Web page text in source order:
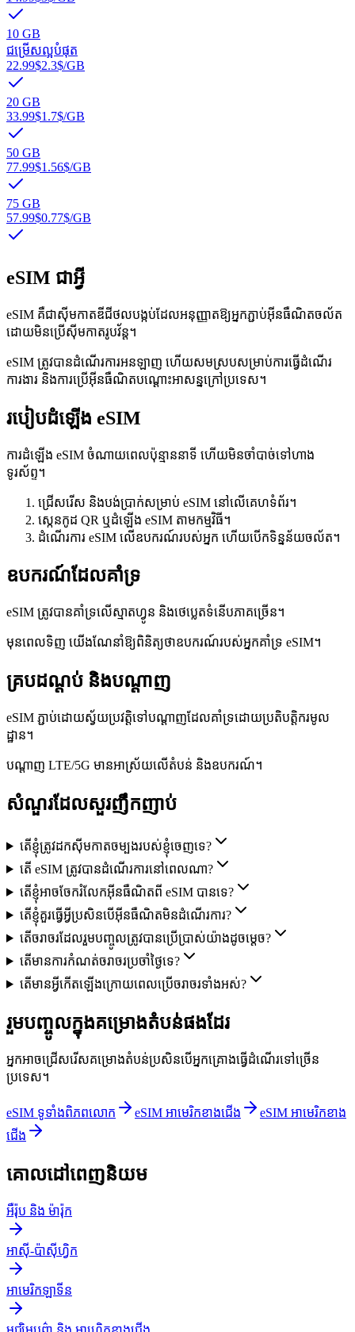
10 GB
ជម្រើសល្អបំផុត
22.99$2.3$/GB
20 GB
33.99$1.7$/GB
50 GB
77.99$1.56$/GB
75 GB
57.99$0.77$/GB
eSIM ជាអ្វី
eSIM គឺជាស៊ីមកាតឌីជីថលបង្កប់ដែលអនុញ្ញាតឱ្យអ្នកភ្ជាប់អ៊ីនធឺណិតចល័ត
ដោយមិនប្រើស៊ីមកាតរូបវ័ន្ត។
eSIM ត្រូវបានដំណើរការអនឡាញ ហើយសមស្របសម្រាប់ការធ្វើដំណើរ
ការងារ និងការប្រើអ៊ីនធឺណិតបណ្ដោះអាសន្នក្រៅប្រទេស។
របៀបដំឡើង eSIM
ការដំឡើង eSIM ចំណាយពេលប៉ុន្មាននាទី ហើយមិនចាំបាច់ទៅហាង
ទូរស័ព្ទ។
ជ្រើសរើស និងបង់ប្រាក់សម្រាប់ eSIM នៅលើគេហទំព័រ។
ស្កេនកូដ QR ឬដំឡើង eSIM តាមកម្មវិធី។
ដំណើរការ eSIM លើឧបករណ៍របស់អ្នក ហើយបើកទិន្នន័យចល័ត។
ឧបករណ៍ដែលគាំទ្រ
eSIM ត្រូវបានគាំទ្រលើស្មាតហ្វូន និងថេប្លេតទំនើបភាគច្រើន។
មុនពេលទិញ យើងណែនាំឱ្យពិនិត្យថាឧបករណ៍របស់អ្នកគាំទ្រ eSIM។
គ្របដណ្ដប់ និងបណ្ដាញ
eSIM ភ្ជាប់ដោយស្វ័យប្រវត្តិទៅបណ្ដាញដែលគាំទ្រដោយប្រតិបត្តិករមូល
ដ្ឋាន។
បណ្ដាញ LTE/5G មានអាស្រ័យលើតំបន់ និងឧបករណ៍។
សំណួរដែលសួរញឹកញាប់
តើខ្ញុំត្រូវដកស៊ីមកាតចម្បងរបស់ខ្ញុំចេញទេ?
តើ eSIM ត្រូវបានដំណើរការនៅពេលណា?
តើខ្ញុំអាចចែករំលែកអ៊ីនធឺណិតពី eSIM បានទេ?
តើខ្ញុំគួរធ្វើអ្វីប្រសិនបើអ៊ីនធឺណិតមិនដំណើរការ?
តើចរាចរដែលរួមបញ្ចូលត្រូវបានប្រើប្រាស់យ៉ាងដូចម្ដេច?
តើមានការកំណត់ចរាចរប្រចាំថ្ងៃទេ?
តើមានអ្វីកើតឡើងក្រោយពេលប្រើចរាចរទាំងអស់?
រួមបញ្ចូលក្នុងគម្រោងតំបន់ផងដែរ
អ្នកអាចជ្រើសរើសគម្រោងតំបន់ប្រសិនបើអ្នកគ្រោងធ្វើដំណើរទៅច្រើន
ប្រទេស។
eSIM ទូទាំងពិភពលោក eSIM អាមេរិក​ខាង​ជើង
eSIM អាមេរិក​ខាង​
ជើង
គោលដៅពេញនិយម
អឺរ៉ុប និង ម៉ារ៉ុក
អាស៊ី-ប៉ាស៊ីហ្វិក
អាមេរិកឡាទីន